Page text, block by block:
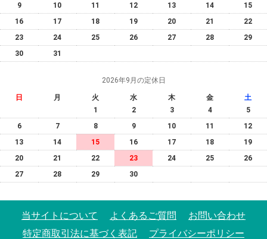
9
10 11 12 13 14
15
16
17 18 19 20 21
22
23
24 25 26 27 28
29
30
31
2026年9月の定休日
日 月 火 水 木 金
土
1
2 3 4
5
6
7 8 9 10 11
12
13
14 15 16 17 18
19
20
21 22 23 24 25
26
27
28 29 30
当サイトについて よくあるご質問
お問い合わせ
特定商取引法に基づく表記
プライバシーポリシー